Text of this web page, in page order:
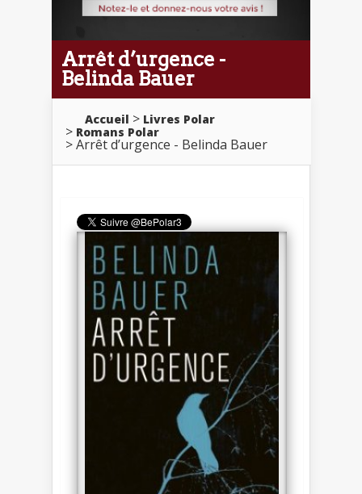
Arrêt d’urgence -
Belinda Bauer
Accueil
Livres Polar
Romans Polar
Arrêt d’urgence - Belinda Bauer